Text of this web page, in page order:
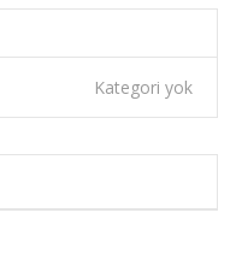
Kategori yok